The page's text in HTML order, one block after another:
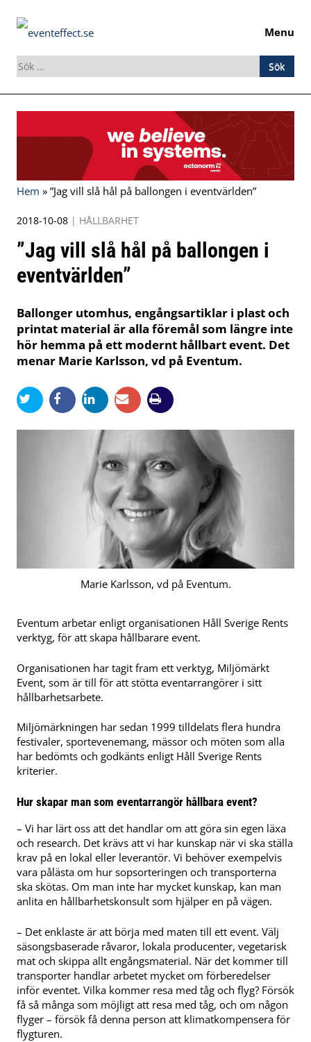
Menu
Sök
efter:
Hem » ”Jag vill slå hål på ballongen i eventvärlden”
2018-10-08 | HÅLLBARHET
”Jag vill slå hål på ballongen i
eventvärlden”
Ballonger utomhus, engångsartiklar i plast och
printat material är alla föremål som längre inte
hör hemma på ett modernt hållbart event. Det
menar Marie Karlsson, vd på Eventum.
Marie Karlsson, vd på Eventum.
Eventum arbetar enligt organisationen Håll Sverige Rents
verktyg, för att skapa hållbarare event.
Organisationen har tagit fram ett verktyg, Miljömärkt
Event, som är till för att stötta eventarrangörer i sitt
hållbarhetsarbete.
Miljömärkningen har sedan 1999 tilldelats flera hundra
festivaler, sportevenemang, mässor och möten som alla
har bedömts och godkänts enligt Håll Sverige Rents
kriterier.
Hur skapar man som eventarrangör hållbara event?
– Vi har lärt oss att det handlar om att göra sin egen läxa
och research. Det krävs att vi har kunskap när vi ska ställa
krav på en lokal eller leverantör. Vi behöver exempelvis
vara pålästa om hur sopsorteringen och transporterna
ska skötas. Om man inte har mycket kunskap, kan man
anlita en hållbarhetskonsult som hjälper en på vägen.
– Det enklaste är att börja med maten till ett event. Välj
säsongsbaserade råvaror, lokala producenter, vegetarisk
mat och skippa allt engångsmaterial. När det kommer till
transporter handlar arbetet mycket om förberedelser
inför eventet. Vilka kommer resa med tåg och flyg? Försök
få så många som möjligt att resa med tåg, och om någon
flyger – försök få denna person att klimatkompensera för
flygturen.